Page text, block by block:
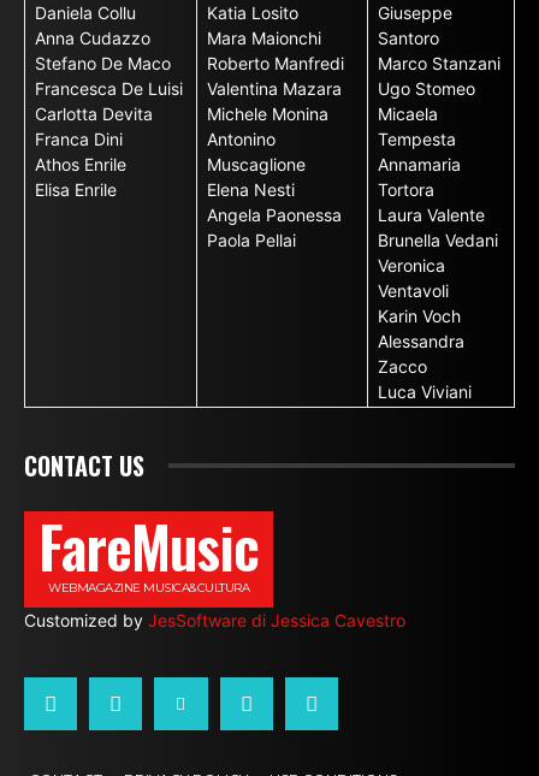
Daniela Collu
Anna Cudazzo
Stefano De Maco
Francesca De Luisi
Carlotta Devita
Franca Dini
Athos Enrile
Elisa Enrile
Katia Losito
Mara Maionchi
Roberto Manfredi
Valentina Mazara
Michele Monina
Antonino
Muscaglione
Elena Nesti
Angela Paonessa
Paola Pellai
Giuseppe
Santoro
Marco Stanzani
Ugo Stomeo
Micaela
Tempesta
Annamaria
Tortora
Laura Valente
Brunella Vedani
Veronica
Ventavoli
Karin Voch
Alessandra
Zacco
Luca Viviani
CONTACT US
FareMusic
WEBMAGAZINE MUSICA&CULTURA
Customized by JesSoftware di Jessica Cavestro